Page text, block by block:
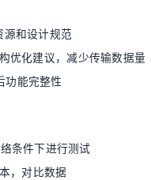
源和设计规范
优化建议，减少传输数据量
功能完整性
条件下进行测试
，对比数据